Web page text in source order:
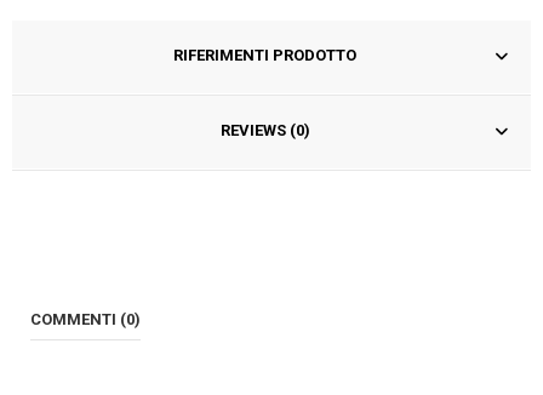
RIFERIMENTI PRODOTTO
REVIEWS (0)
COMMENTI (0)